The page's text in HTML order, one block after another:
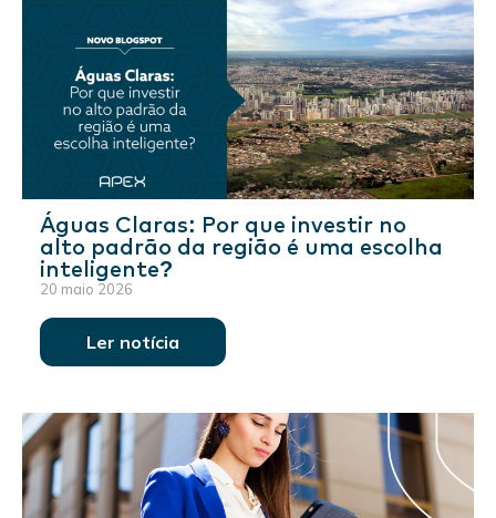
Águas Claras: Por que investir no
alto padrão da região é uma escolha
inteligente?
20 maio 2026
Ler notícia